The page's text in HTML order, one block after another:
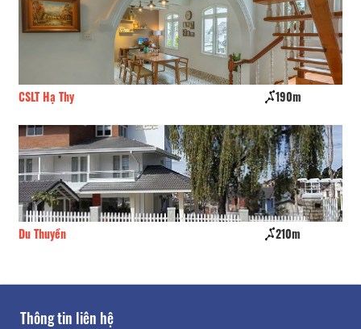
CSLT Hạ Thy 190m
Du Thuyền 210m
Thông tin liên hệ